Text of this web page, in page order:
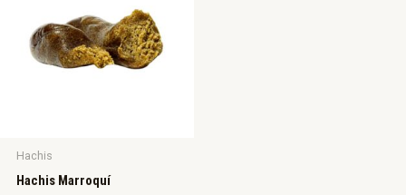
Hachis
Hachis Marroquí